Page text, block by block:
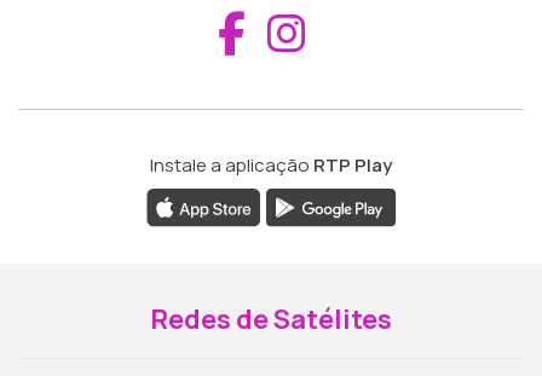
Aceder ao
Instale a aplicação RTP Play
Redes de Satélites